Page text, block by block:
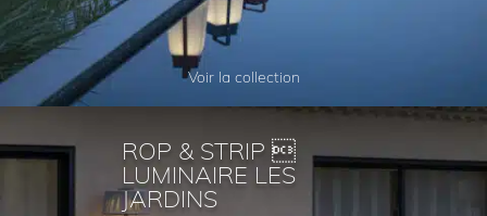
Voir la collection
ROP & STRIP 
LUMINAIRE LES
JARDINS